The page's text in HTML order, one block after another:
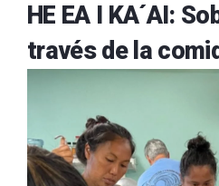
HE EA I KA´AI:
través de la